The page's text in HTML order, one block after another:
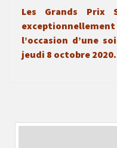
Les Grands Prix
l’occasion d’une
jeudi 8 octobre 2020.